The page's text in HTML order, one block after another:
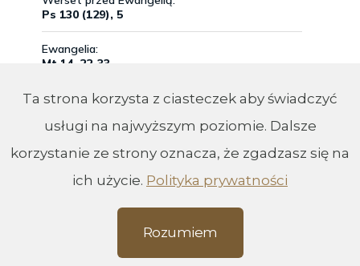
Ta strona korzysta z ciasteczek aby świadczyć
usługi na najwyższym poziomie. Dalsze
korzystanie ze strony oznacza, że zgadzasz się na
ich użycie. Polityka prywatności
Rozumiem